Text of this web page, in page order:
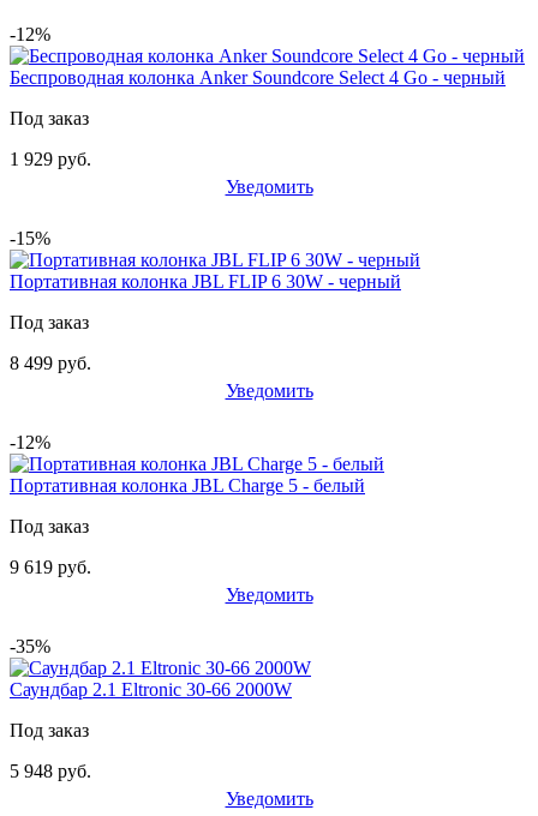
-12%
Беспроводная колонка Anker Soundcore Select 4 Go - черный
Под заказ
1 929 руб.
Уведомить
-15%
Портативная колонка JBL FLIP 6 30W - черный
Под заказ
8 499 руб.
Уведомить
-12%
Портативная колонка JBL Charge 5 - белый
Под заказ
9 619 руб.
Уведомить
-35%
Саундбар 2.1 Eltronic 30-66 2000W
Под заказ
5 948 руб.
Уведомить